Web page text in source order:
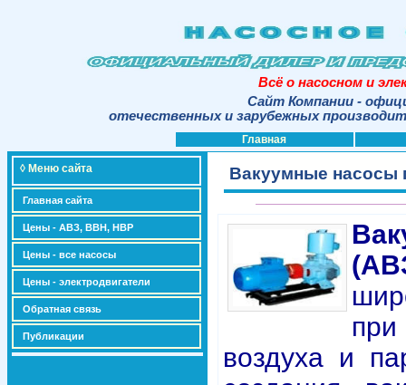
Всё о насосном и
Сайт Компании -
отечественных и зарубежных
Главная
◊ Меню сайта
Главная сайта
Цены - АВЗ, ВВН, НВР
Цены - все насосы
Цены - электродвигатели
Обратная связь
Публикации
Вакуумные
воздуха и